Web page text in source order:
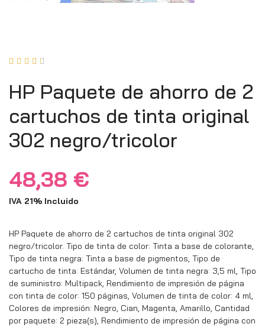
    
HP Paquete de ahorro de 2
cartuchos de tinta original
302 negro/tricolor
48,38 €
IVA 21% Incluido
HP Paquete de ahorro de 2 cartuchos de tinta original 302
negro/tricolor. Tipo de tinta de color: Tinta a base de colorante,
Tipo de tinta negra: Tinta a base de pigmentos, Tipo de
cartucho de tinta: Estándar, Volumen de tinta negra: 3,5 ml, Tipo
de suministro: Multipack, Rendimiento de impresión de página
con tinta de color: 150 páginas, Volumen de tinta de color: 4 ml,
Colores de impresión: Negro, Cian, Magenta, Amarillo, Cantidad
por paquete: 2 pieza(s), Rendimiento de impresión de página con